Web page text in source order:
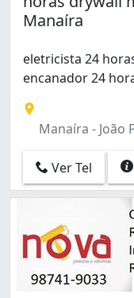
Estados (1)
Funcionários (5)
Ipês (2)
Jaguaribe (1)
Jardim Cidade
Manaíra (2)
Mangabeira (6)
Miramar (2)
Portal do Sol (1)
Torre (1)
Valentina de
Varadouro (1)
Manaíra
eletricista 24
encanador 24
Manaíra - João
Ver Tel